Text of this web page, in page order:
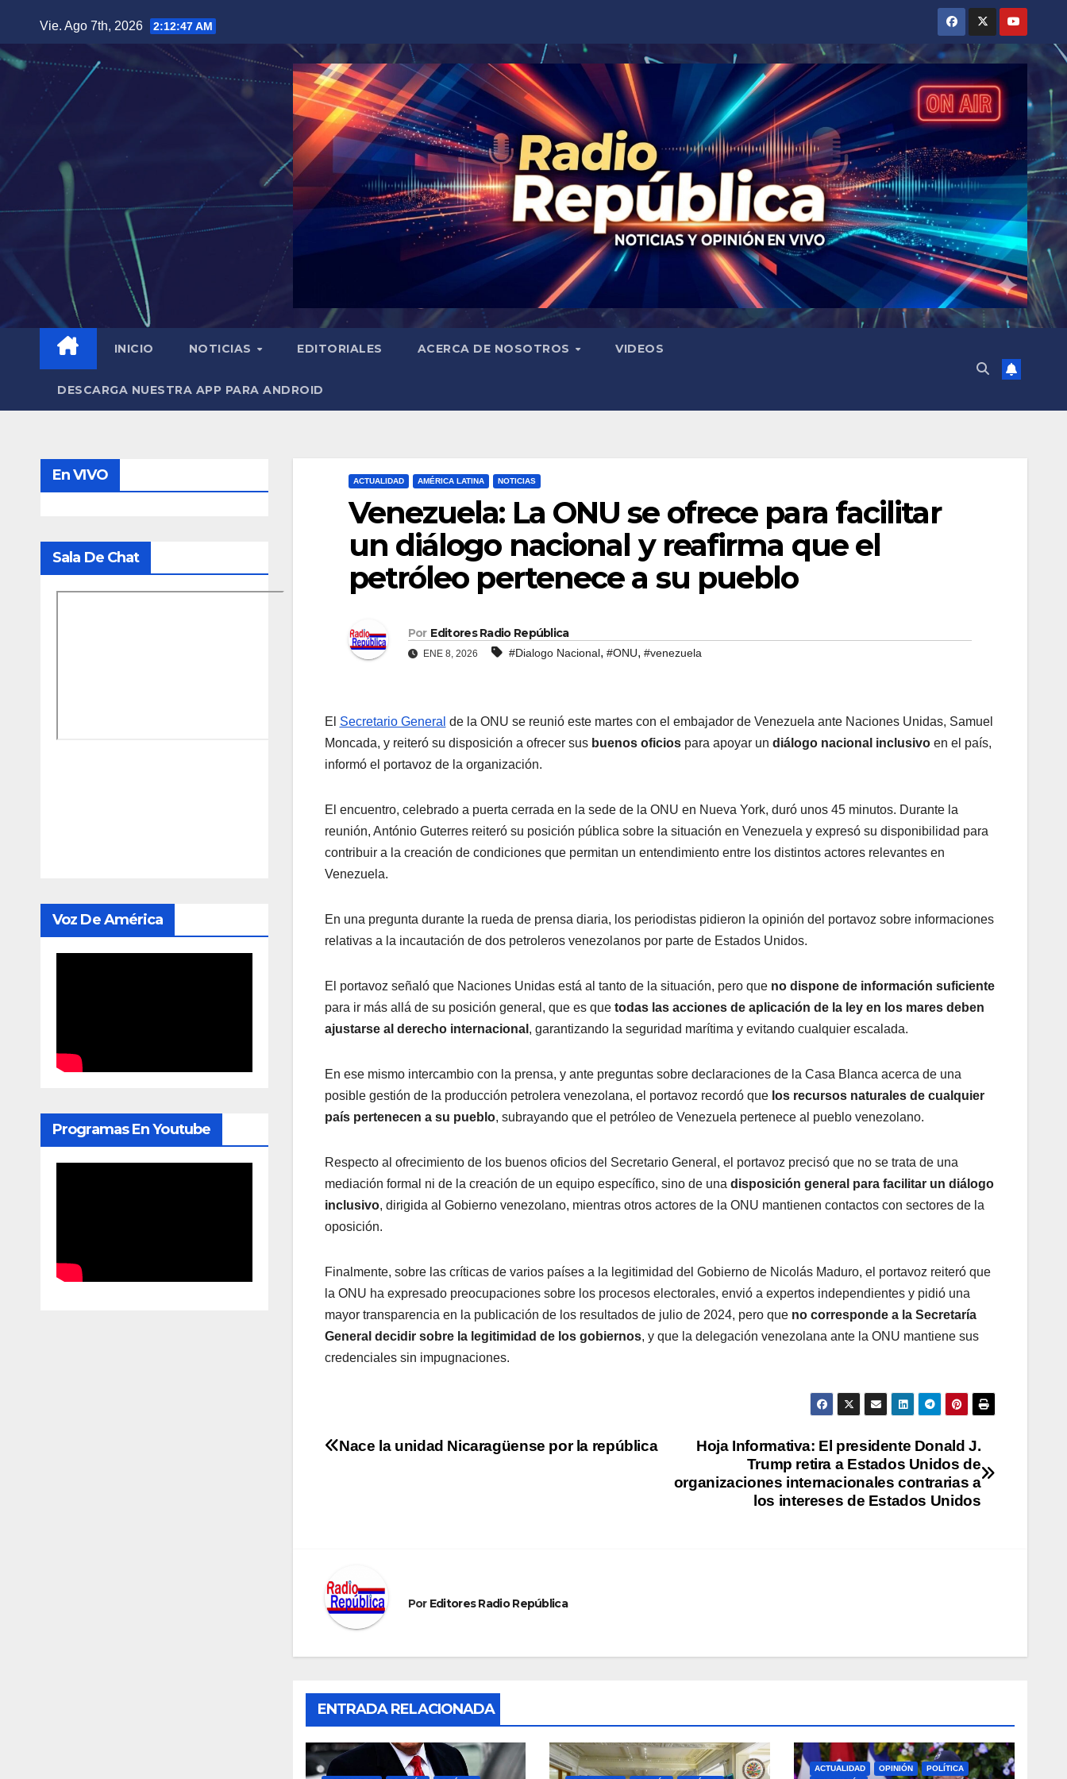
contenido
Vie. Ago 7th, 2026 2:12:48 AM
INICIO NOTICIAS EDITORIALES ACERCA DE NOSOTROS VIDEOS
DESCARGA NUESTRA APP PARA ANDROID
En VIVO
Sala De Chat
Voz De América
Programas En Youtube
ACTUALIDAD AMÉRICA LATINA NOTICIAS
Venezuela: La ONU se ofrece para facilitar
un diálogo nacional y reafirma que el
petróleo pertenece a su pueblo
Por Editores Radio República
ENE 8, 2026 #Dialogo Nacional, #ONU, #venezuela
El Secretario General de la ONU se reunió este martes con el embajador de Venezuela ante Naciones Unidas, Samuel
Moncada, y reiteró su disposición a ofrecer sus buenos oficiospara apoyar un diálogo nacional inclusivoen el país,
informó el portavoz de la organización.
El encuentro, celebrado a puerta cerrada en la sede de la ONU en Nueva York, duró unos 45 minutos. Durante la
reunión, António Guterres reiteró su posición pública sobre la situación en Venezuela y expresó su disponibilidad para
contribuir a la creación de condiciones que permitan un entendimiento entre los distintos actores relevantes en
Venezuela.
En una pregunta durante la rueda de prensa diaria, los periodistas pidieron la opinión del portavoz sobre informaciones
relativas a la incautación de dos petroleros venezolanos por parte de Estados Unidos.
El portavoz señaló que Naciones Unidas está al tanto de la situación, pero que no dispone de información suficiente
para ir más allá de su posición general, que es que todas las acciones de aplicación de la ley en los mares deben
ajustarse al derecho internacional , garantizando la seguridad marítima y evitando cualquier escalada.
En ese mismo intercambio con la prensa, y ante preguntas sobre declaraciones de la Casa Blanca acerca de una
posible gestión de la producción petrolera venezolana, el portavoz recordó que los recursos naturales de cualquier
país pertenecen a su pueblo, subrayando que el petróleo de Venezuela pertenece al pueblo venezolano.
Respecto al ofrecimiento de los buenos oficios del Secretario General, el portavoz precisó que no se trata de una
mediación formal ni de la creación de un equipo específico, sino de una disposición general para facilitar un diálogo
inclusivo, dirigida al Gobierno venezolano, mientras otros actores de la ONU mantienen contactos con sectores de la
oposición.
Finalmente, sobre las críticas de varios países a la legitimidad del Gobierno de Nicolás Maduro, el portavoz reiteró que
la ONU ha expresado preocupaciones sobre los procesos electorales, envió a expertos independientes y pidió una
mayor transparencia en la publicación de los resultados de julio de 2024, pero que no corresponde a la Secretaría
General decidir sobre la legitimidad de los gobiernos, y que la delegación venezolana ante la ONU mantiene sus
credenciales sin impugnaciones.
Navegación
Hoja Informativa: El presidente Donald J.
Trump retira a Estados Unidos de
organizaciones internacionales contrarias a
los intereses de Estados Unidos
Nace la unidad Nicaragüense por la república
Por Editores Radio República
ENTRADA RELACIONADA
ACTUALIDAD OPINIÓN
POLÍTICA